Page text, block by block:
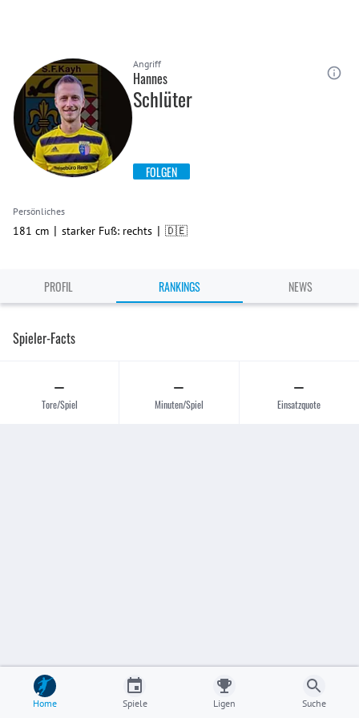
Angriff
Hannes
Schlüter
FOLGEN
Persönliches
181 cm | starker Fuß: rechts | 🇩🇪
PROFIL RANKINGS NEWS
Spieler-Facts
–
Tore/Spiel
–
Minuten/Spiel
–
Einsatzquote
Home Spiele Ligen Suche